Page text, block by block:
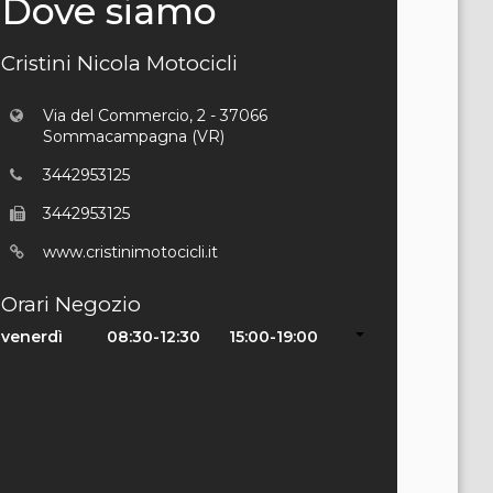
Dove siamo
Cristini Nicola Motocicli
Via del Commercio, 2 - 37066
Sommacampagna (VR)
3442953125
3442953125
www.cristinimotocicli.it
Orari Negozio
venerdì 08:30-12:30 15:00-19:00